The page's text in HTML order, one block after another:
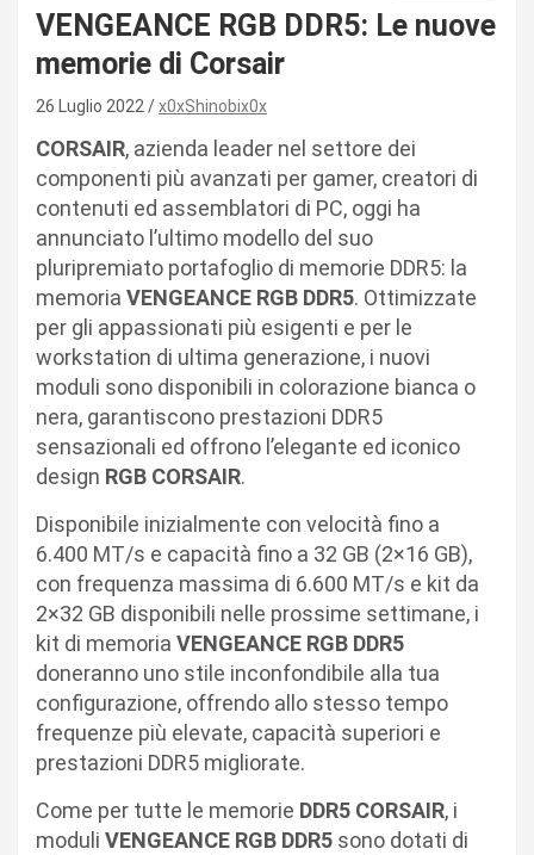
VENGEANCE RGB DDR5: Le nuove
memorie di Corsair
26 Luglio 2022 x0xShinobix0x
CORSAIR, azienda leader nel settore dei
componenti più avanzati per gamer, creatori di
contenuti ed assemblatori di PC, oggi ha
annunciato l’ultimo modello del suo
pluripremiato portafoglio di memorie DDR5: la
memoria VENGEANCE RGB DDR5. Ottimizzate
per gli appassionati più esigenti e per le
workstation di ultima generazione, i nuovi
moduli sono disponibili in colorazione bianca o
nera, garantiscono prestazioni DDR5
sensazionali ed offrono l’elegante ed iconico
design RGB CORSAIR.
Disponibile inizialmente con velocità fino a
6.400 MT/s e capacità fino a 32 GB (2×16 GB),
con frequenza massima di 6.600 MT/s e kit da
2×32 GB disponibili nelle prossime settimane, i
kit di memoria VENGEANCE RGB DDR5
doneranno uno stile inconfondibile alla tua
configurazione, offrendo allo stesso tempo
frequenze più elevate, capacità superiori e
prestazioni DDR5 migliorate.
Come per tutte le memorie DDR5 CORSAIR, i
moduli VENGEANCE RGB DDR5 sono dotati di